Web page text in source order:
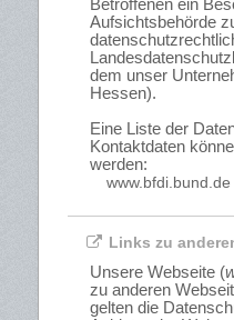
Betroffenen ein
Aufsichtsbehörde
dem unser
Hessen).
Eine Liste der
Kontaktdaten
werden:
www.bfdi.bund.de
Links zu
Unsere Webseite (
zu anderen
gelten die